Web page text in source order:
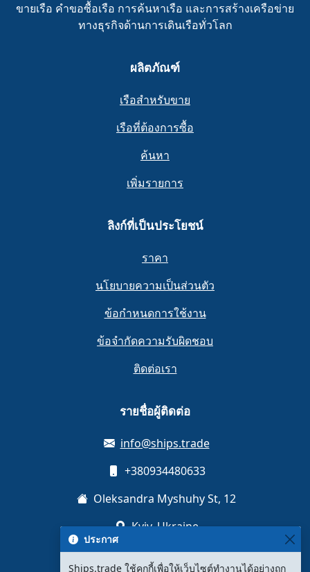
ขายเรือ คำขอซื้อเรือ การค้นหาเรือ และการสร้างเครือข่าย
ทางธุรกิจด้านการเดินเรือทั่วโลก
ผลิตภัณฑ์
เรือสำหรับขาย
เรือที่ต้องการซื้อ
ค้นหา
เพิ่มรายการ
ลิงก์ที่เป็นประโยชน์
ราคา
นโยบายความเป็นส่วนตัว
ข้อกำหนดการใช้งาน
ข้อจำกัดความรับผิดชอบ
ติดต่อเรา
รายชื่อผู้ติดต่อ
info@ships.trade
+380934480633
Oleksandra Myshuhy St, 12
Kyiv, Ukraine
ประกาศ
Ships.trade ใช้คุกกี้เพื่อให้เว็บไซต์ทำงานได้อย่างถูก